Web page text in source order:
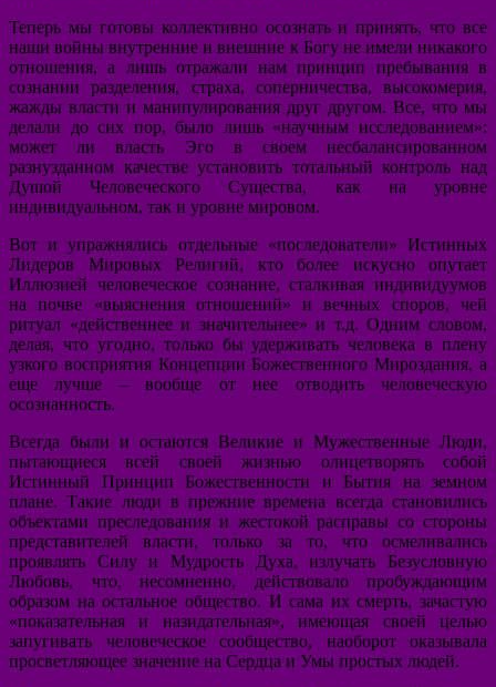
Теперь мы готовы коллективно осознать и принять, что все
наши войны внутренние и внешние к Богу не имели никакого
отношения, а лишь отражали нам принцип пребывания в
сознании разделения, страха, соперничества, высокомерия,
жажды власти и манипулирования друг другом. Все, что мы
делали до сих пор, было лишь «научным исследованием»:
может ли власть Эго в своем несбалансированном
разнузданном качестве установить тотальный контроль над
Душой Человеческого Существа, как на уровне
индивидуальном, так и уровне мировом.
Вот и упражнялись отдельные «последователи» Истинных
Лидеров Мировых Религий, кто более искусно опутает
Иллюзией человеческое сознание, сталкивая индивидуумов
на почве «выяснения отношений» и вечных споров, чей
ритуал «действеннее и значительнее» и т.д. Одним словом,
делая, что угодно, только бы удерживать человека в плену
узкого восприятия Концепции Божественного Мироздания, а
еще лучше – вообще от нее отводить человеческую
осознанность.
Всегда были и остаются Великие и Мужественные Люди,
пытающиеся всей своей жизнью олицетворять собой
Истинный Принцип Божественности и Бытия на земном
плане. Такие люди в прежние времена всегда становились
объектами преследования и жестокой расправы со стороны
представителей власти, только за то, что осмеливались
проявлять Силу и Мудрость Духа, излучать Безусловную
Любовь, что, несомненно, действовало пробуждающим
образом на остальное общество. И сама их смерть, зачастую
«показательная и назидательная», имеющая своей целью
запугивать человеческое сообщество, наоборот оказывала
просветляющее значение на Сердца и Умы простых людей.